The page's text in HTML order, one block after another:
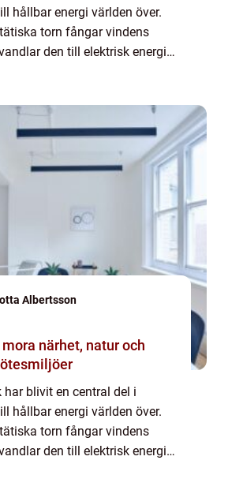
hållbar energi världen över.
torn fångar vindens
den till elektrisk energi,
Albertsson
natur och
blivit en central del i
hållbar energi världen över.
torn fångar vindens
den till elektrisk energi,